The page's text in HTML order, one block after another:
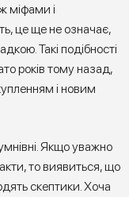
міфами і
це ще не означає,
Такі подібності
років тому назад,
і новим
Якщо уважно
то виявиться, що
скептики. Хоча